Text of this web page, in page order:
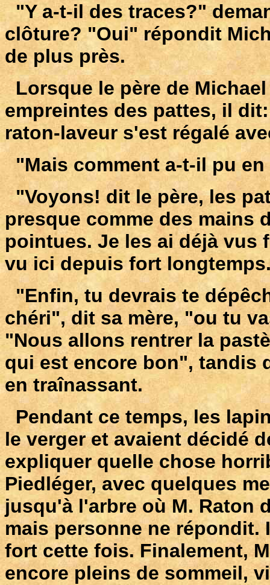
"Y a-t-il des traces?"
clôture? "Oui" répondit
de plus près.
Lorsque le père de
empreintes des pattes, il
raton-laveur s'est régalé
"Mais comment a-t-il pu
"Voyons! dit le père, les
presque comme des mains
pointues. Je les ai déjà vus
vu ici depuis fort
"Enfin, tu devrais te
chéri", dit sa mère, "ou tu
"Nous allons rentrer la
qui est encore bon", tandis
en traînassant.
Pendant ce temps, les
le verger et avaient décidé
expliquer quelle chose
Piedléger, avec quelques
jusqu'à l'arbre où M. Raton
mais personne ne
fort cette fois. Finalement,
encore pleins de sommeil,